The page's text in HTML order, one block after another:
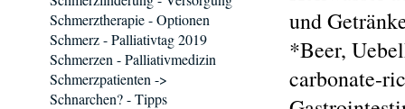
und
*Beer,
carbonate-
Schmerztherapie - Optionen
Schmerz - Palliativtag 2019
Schmerzen - Palliativmedizin
Schmerzpatienten ->
Schnarchen? - Tipps